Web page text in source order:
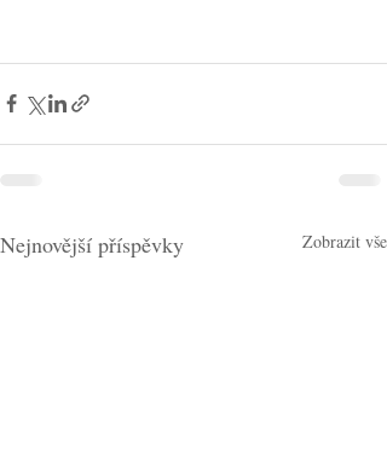
Nejnovější příspěvky Zobrazit vše